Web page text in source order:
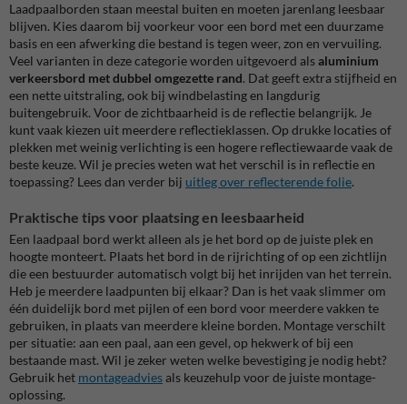
Laadpaalborden staan meestal buiten en moeten jarenlang leesbaar
blijven. Kies daarom bij voorkeur voor een bord met een duurzame
basis en een afwerking die bestand is tegen weer, zon en vervuiling.
Veel varianten in deze categorie worden uitgevoerd alsaluminium
verkeersbord met dubbel omgezette rand. Dat geeft extra stijfheid en
een nette uitstraling, ook bij windbelasting en langdurig
buitengebruik. Voor de zichtbaarheid is de reflectie belangrijk. Je
kunt vaak kiezen uit meerdere reflectieklassen. Op drukke locaties of
plekken met weinig verlichting is een hogere reflectiewaarde vaak de
beste keuze. Wil je precies weten wat het verschil is in reflectie en
toepassing? Lees dan verder bij uitleg over reflecterende folie.
Praktische tips voor plaatsing en leesbaarheid
Een laadpaal bord werkt alleen als je het bord op de juiste plek en
hoogte monteert. Plaats het bord in de rijrichting of op een zichtlijn
die een bestuurder automatisch volgt bij het inrijden van het terrein.
Heb je meerdere laadpunten bij elkaar? Dan is het vaak slimmer om
één duidelijk bord met pijlen of een bord voor meerdere vakken te
gebruiken, in plaats van meerdere kleine borden. Montage verschilt
per situatie: aan een paal, aan een gevel, op hekwerk of bij een
bestaande mast. Wil je zeker weten welke bevestiging je nodig hebt?
Gebruik het montageadviesals keuzehulp voor de juiste montage-
oplossing.